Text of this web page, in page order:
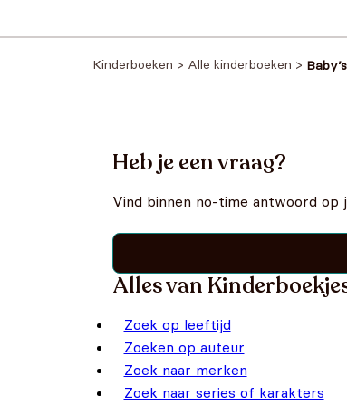
Kinderboeken > Alle kinderboeken >
Heb je een vraag?
Vind binnen no-time antwoord op
Alles van
Zoek op leeftijd
Zoeken op auteur
Zoek naar merken
Zoek naar series of karakters